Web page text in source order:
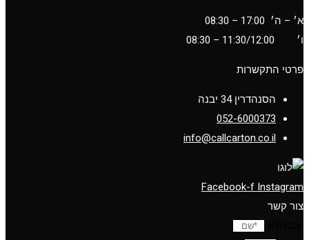
א׳ – ה׳ 17:00 – 08:30
ו׳
11:30/12:00
– 08:30
פרטי התקשרות
הסנהדרין 34 יבנה
052-6000373
info@callcarton.co.il
Facebook-f Instagram
צור קשר